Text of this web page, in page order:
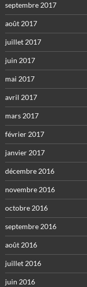
septembre 2017
août 2017
juillet 2017
juin 2017
mai 2017
avril 2017
mars 2017
février 2017
janvier 2017
décembre 2016
novembre 2016
octobre 2016
septembre 2016
août 2016
juillet 2016
juin 2016